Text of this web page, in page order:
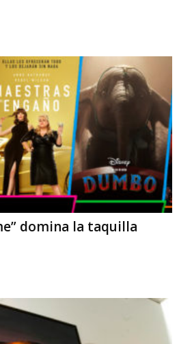
domina la taquilla